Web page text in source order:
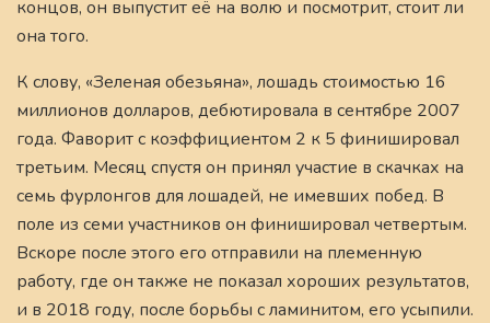
концов, он выпустит её на волю и посмотрит, стоит ли
она того.
К слову, «Зеленая обезьяна», лошадь стоимостью 16
миллионов долларов, дебютировала в сентябре 2007
года. Фаворит с коэффициентом 2 к 5 финишировал
третьим. Месяц спустя он принял участие в скачках на
семь фурлонгов для лошадей, не имевших побед. В
поле из семи участников он финишировал четвертым.
Вскоре после этого его отправили на племенную
работу, где он также не показал хороших результатов,
и в 2018 году, после борьбы с ламинитом, его усыпили.